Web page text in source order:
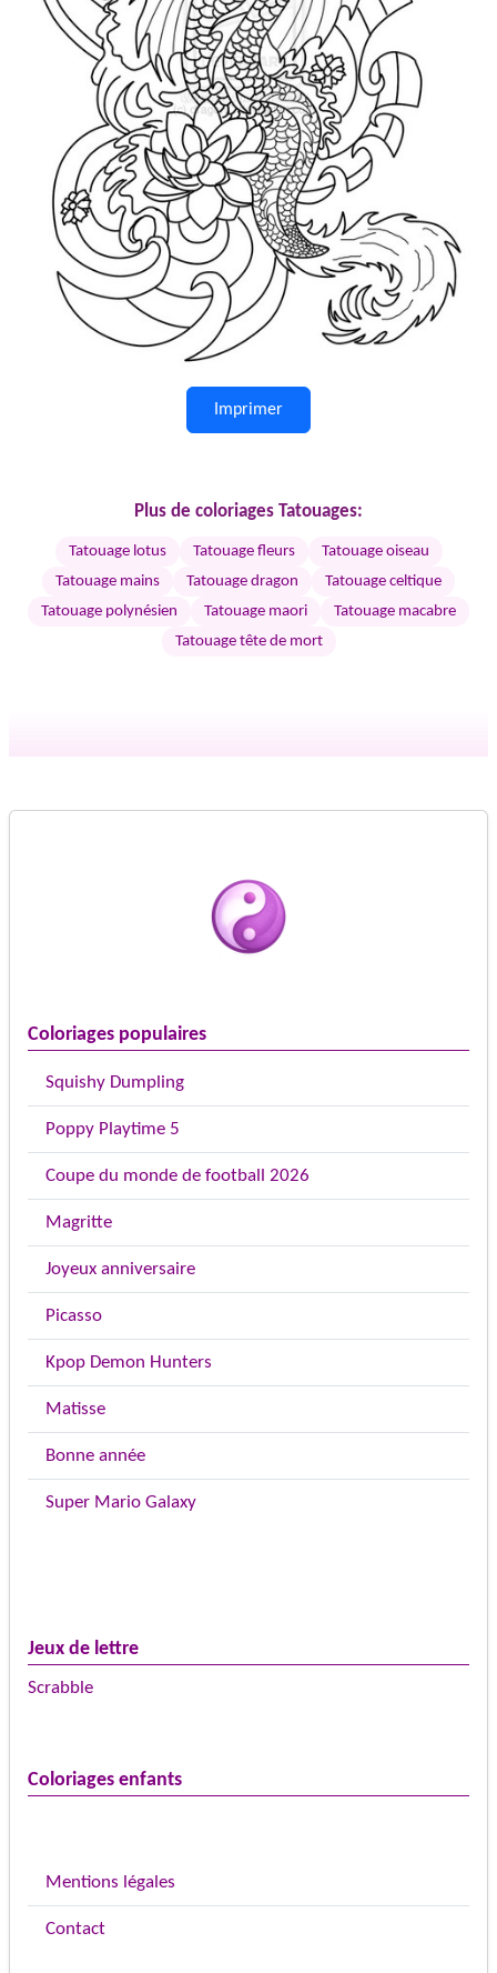
Coloriages populaires
Squishy Dumpling
Poppy Playtime 5
Coupe du monde de football 2026
Magritte
Joyeux anniversaire
Picasso
Kpop Demon Hunters
Matisse
Bonne année
Super Mario Galaxy
Jeux de lettre
Scrabble
Coloriages enfants
Mentions légales
Contact
Imprimer
Plus de coloriages Tatouages:
Tatouage lotus Tatouage fleurs
Tatouage oiseau
Tatouage mains
Tatouage dragon
Tatouage celtique
Tatouage polynésien
Tatouage maori
Tatouage macabre
Tatouage tête de mort